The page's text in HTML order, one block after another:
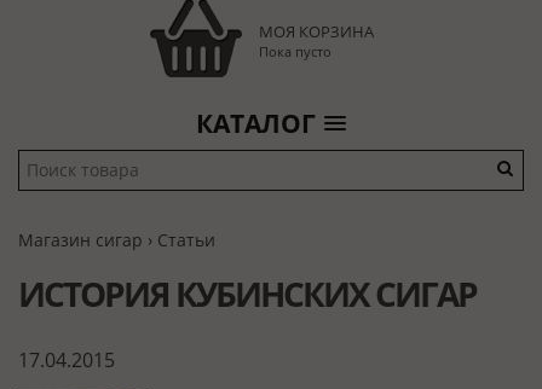
МОЯ КОРЗИНА
Пока пусто
КАТАЛОГ
Магазин сигар › Статьи
ИСТОРИЯ КУБИНСКИХ СИГАР
17.04.2015